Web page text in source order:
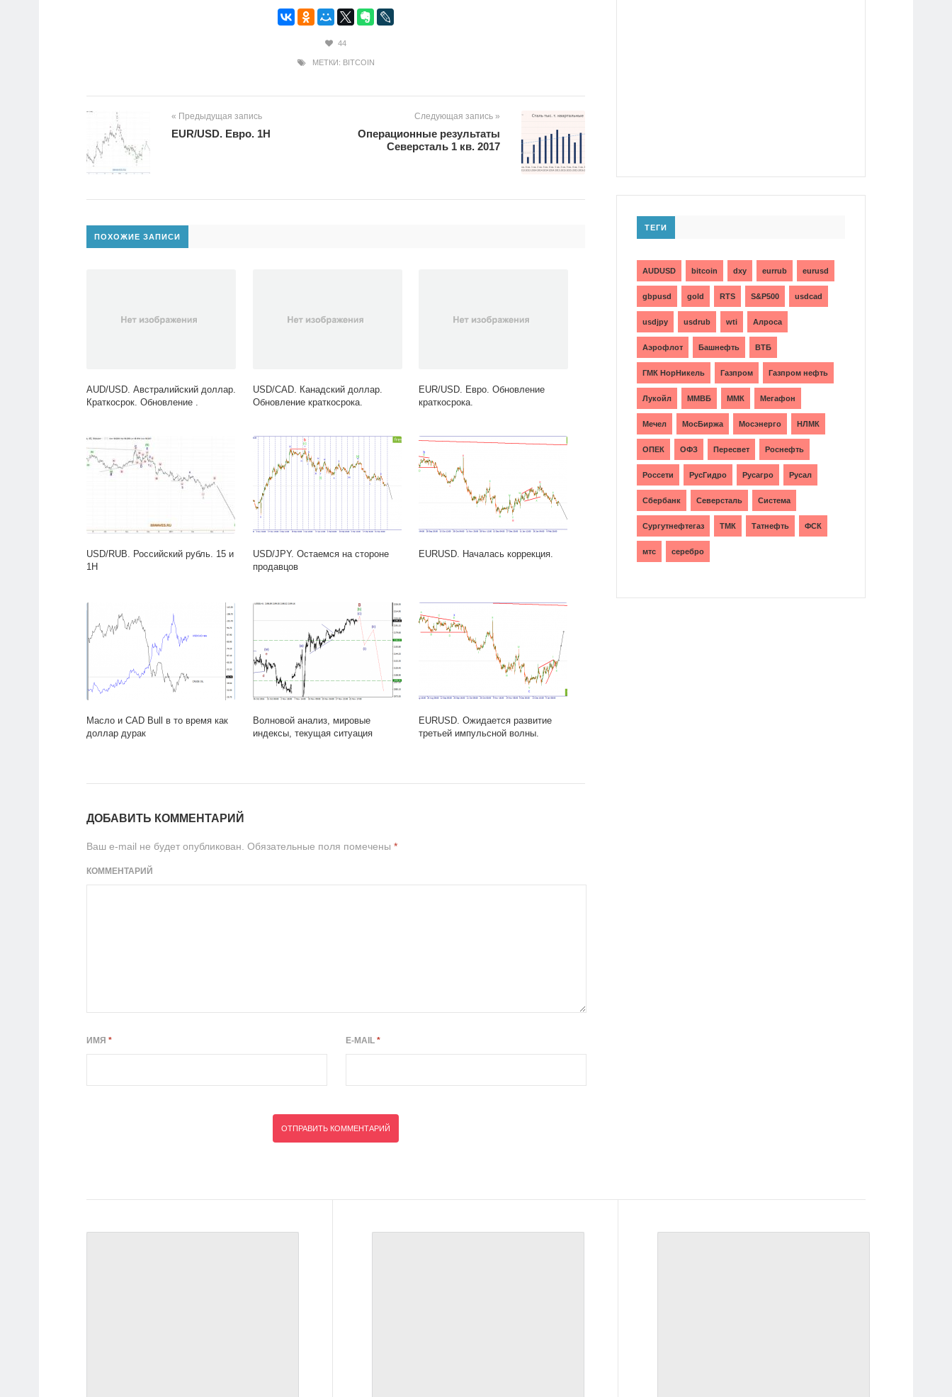
44
МЕТКИ: BITCOIN
« Предыдущая запись
EUR/USD. Евро. 1H
Следующая запись »
Операционные результаты
Северсталь 1 кв. 2017
ПОХОЖИЕ ЗАПИСИ
AUD/USD. Австралийский доллар.
Краткосрок. Обновление .
USD/CAD. Канадский доллар.
Обновление краткосрока.
EUR/USD. Евро. Обновление
краткосрока.
USD/RUB. Российский рубль. 15 и
1H
USD/JPY. Остаемся на стороне
продавцов
EURUSD. Началась коррекция.
Масло и CAD Bull в то время как
доллар дурак
Волновой анализ, мировые
индексы, текущая ситуация
EURUSD. Ожидается развитие
третьей импульсной волны.
ДОБАВИТЬ КОММЕНТАРИЙ
Ваш e-mail не будет опубликован. Обязательные поля помечены *
КОММЕНТАРИЙ
ИМЯ * E-MAIL*
ТЕГИ
AUDUSD bitcoin dxy eurrub eurusd
gbpusd gold RTS S&P500 usdcad
usdjpy usdrub wti Алроса
Аэрофлот Башнефть ВТБ
ГМК НорНикель Газпром Газпром нефть
Лукойл ММВБ ММК Мегафон
Мечел МосБиржа Мосэнерго НЛМК
ОПЕК ОФЗ Пересвет Роснефть
Россети РусГидро Русагро Русал
Сбербанк Северсталь Система
Сургутнефтегаз ТМК Татнефть ФСК
мтс серебро